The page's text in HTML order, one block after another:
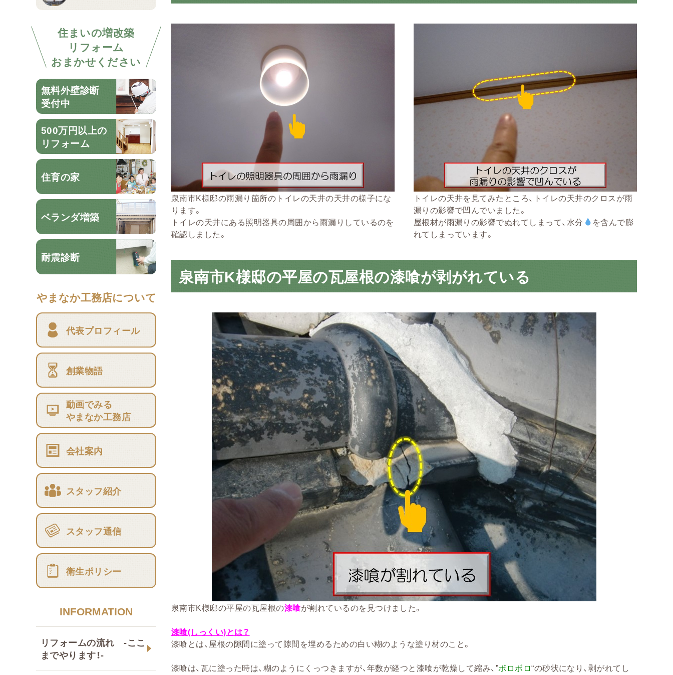
住まいの増改築
リフォーム
おまかせください
無料外壁診断
受付中
500万円以上の
リフォーム
住育の家
ベランダ増築
耐震診断
やまなか工務店について
代表プロフィール
創業物語
動画でみる
やまなか工務店
会社案内
スタッフ紹介
スタッフ通信
衛生ポリシー
INFORMATION
リフォームの流れ -ここ
までやります！-
泉南市K様邸の雨漏り箇所のトイレの天井の天井の様子にな
ります。
トイレの天井にある照明器具の周囲から雨漏りしているのを
確認しました。
トイレの天井を見てみたところ、トイレの天井のクロスが雨
漏りの影響で凹んでいました。
屋根材が雨漏りの影響でぬれてしまって、水分
を含んで膨
れてしまっています。
泉南市K様邸の平屋の瓦屋根の漆喰が剥がれている
泉南市K様邸の平屋の瓦屋根の漆喰が割れているのを見つけました。
漆喰(しっくい)とは？
漆喰とは、屋根の隙間に塗って隙間を埋めるための白い糊のような塗り材のこと。
漆喰は、瓦に塗った時は、糊のようにくっつきますが、年数が経つと漆喰が乾燥して縮み、”ボロボロ“の砂状になり、剥がれてし